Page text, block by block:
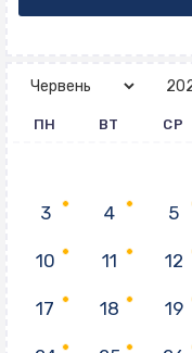
ПН ВТ СР
3 4 5
10 11 12
17 18 19